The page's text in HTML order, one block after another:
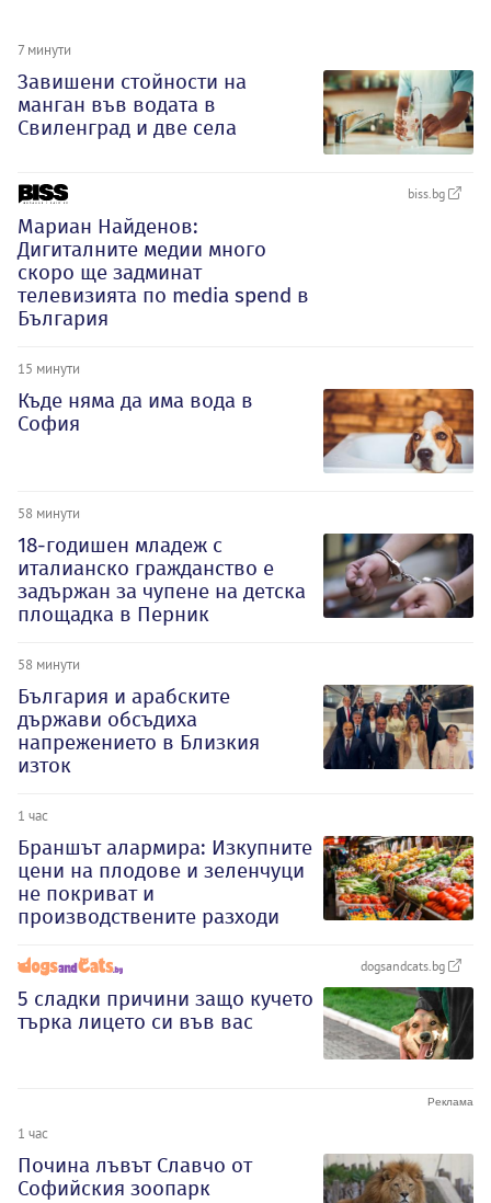
7 минути
Завишени стойности на
манган във водата в
Свиленград и две села
biss.bg
Мариан Найденов:
Дигиталните медии много
скоро ще задминат
телевизията по media spend в
България
15 минути
Къде няма да има вода в
София
58 минути
18-годишен младеж с
италианско гражданство е
задържан за чупене на детска
площадка в Перник
58 минути
България и арабските
държави обсъдиха
напрежението в Близкия
изток
1 час
Браншът алармира: Изкупните
цени на плодове и зеленчуци
не покриват и
производствените разходи
dogsandcats.bg
5 сладки причини защо кучето
търка лицето си във вас
1 час
Почина лъвът Славчо от
Софийския зоопарк